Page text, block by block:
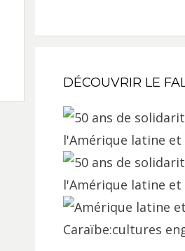
DÉCOUVRIR LE